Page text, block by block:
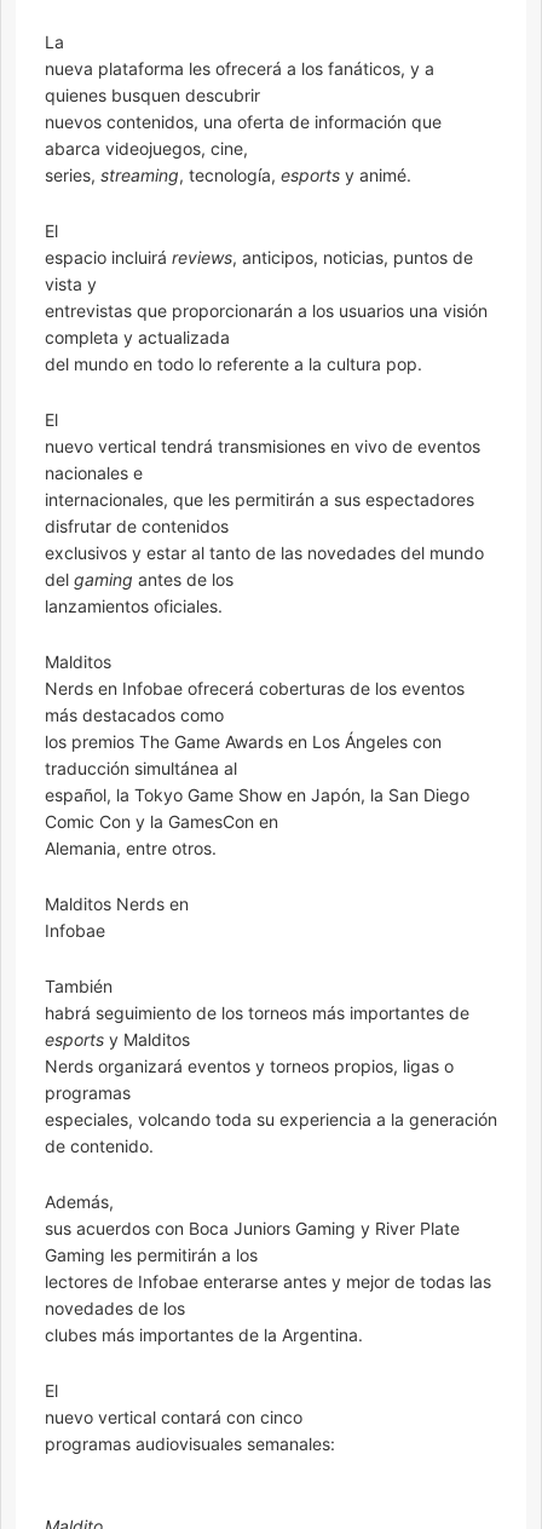
La
nueva plataforma les ofrecerá a los fanáticos, y a
quienes busquen descubrir
nuevos contenidos, una oferta de información que
abarca videojuegos, cine,
series, streaming, tecnología, esports y animé.
El
espacio incluirá reviews, anticipos, noticias, puntos de
vista y
entrevistas que proporcionarán a los usuarios una visión
completa y actualizada
del mundo en todo lo referente a la cultura pop.
El
nuevo vertical tendrá transmisiones en vivo de eventos
nacionales e
internacionales, que les permitirán a sus espectadores
disfrutar de contenidos
exclusivos y estar al tanto de las novedades del mundo
del gaming antes de los
lanzamientos oficiales.
Malditos
Nerds en Infobae ofrecerá coberturas de los eventos
más destacados como
los premios The Game Awards en Los Ángeles con
traducción simultánea al
español, la Tokyo Game Show en Japón, la San Diego
Comic Con y la GamesCon en
Alemania, entre otros.
Malditos Nerds en
Infobae
También
habrá seguimiento de los torneos más importantes de
esports y Malditos
Nerds organizará eventos y torneos propios, ligas o
programas
especiales, volcando toda su experiencia a la generación
de contenido.
Además,
sus acuerdos con Boca Juniors Gaming y River Plate
Gaming les permitirán a los
lectores de Infobae enterarse antes y mejor de todas las
novedades de los
clubes más importantes de la Argentina.
El
nuevo vertical contará con cinco
programas audiovisuales semanales: